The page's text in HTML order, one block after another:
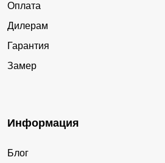
Оплата
Дилерам
Гарантия
Замер
Информация
Блог